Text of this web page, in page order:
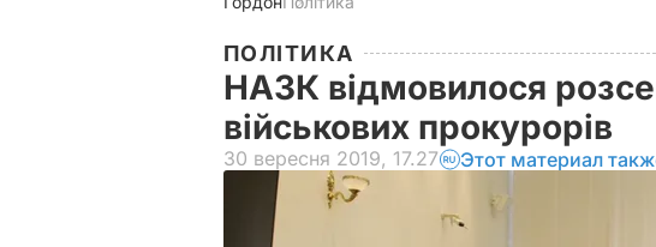
ПОЛІТИКА
НАЗК відмовилося
військових прокурорів
30 вересня 2019, 17.27 Этот материал